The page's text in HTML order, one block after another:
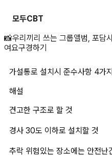
모두CBT
가설통로 설치
📸우리끼리 쓰는 그룹앨범, 포담
여요구경하기
가설통로 설치시 준수사항 4가지
해설
견고한 구조로 할 것
경사 30도 이하로 설치할 것
추락 위험있는 장소에는 안전난